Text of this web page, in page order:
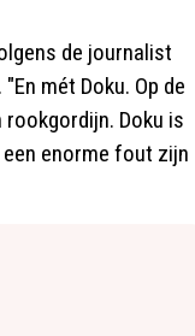
de journalist
mét Doku. Op de
Doku is
enorme fout zijn